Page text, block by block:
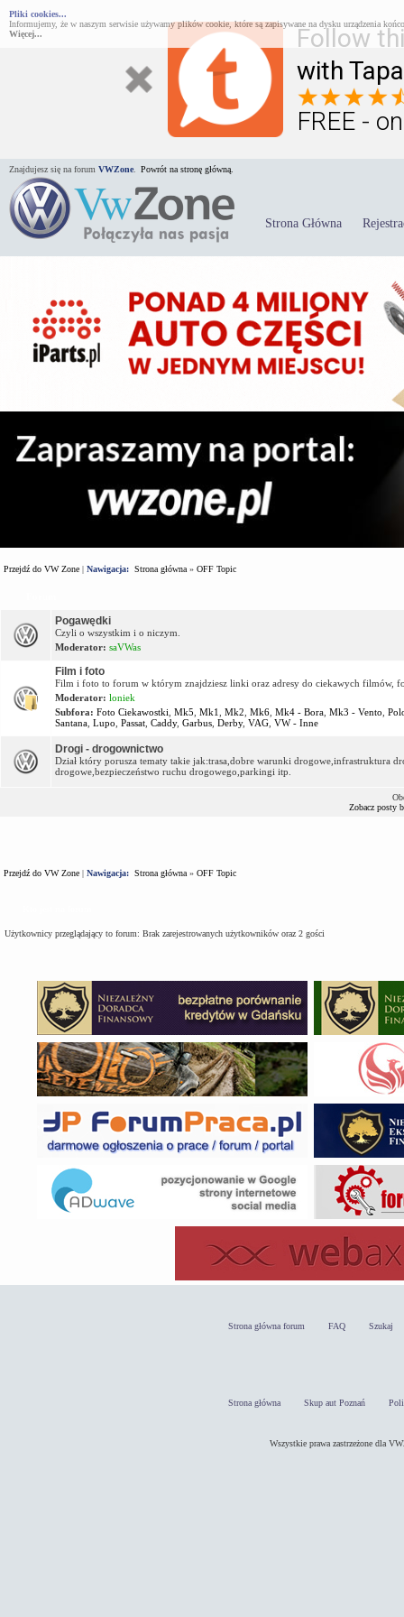
Follow
with
FREE -
Pliki cookies...
Informujemy, że w naszym serwisie używamy plików cookie, które są zapisywane na dysku urządzenia
Więcej...
Znajdujesz się na forum VWZone Powrót na stronę główną.
Strona Główna
Przejdź do VW Zone | Nawigacja: Strona główna » OFF Topic
Pogawędki
Czyli o wszystkim i o niczym.
Moderator: saVWas
Film i foto
Film i foto to forum w którym znajdziesz linki oraz adresy do ciekawych filmów,
Moderator: loniek
Subfora: Foto Ciekawostki Mk5 Mk1 Mk2 Mk6 Mk4 - Bora Mk3 - Vento
Santana Lupo Passat Caddy, Garbus Derby, VAG VW - Inne
Drogi - drogownictwo
Dział który porusza tematy takie jak:trasa,dobre warunki drogowe,infrastruktura
drogowe,bezpieczeństwo ruchu drogowego,parkingi itp.
Zobacz posty
Przejdź do VW Zone | Nawigacja: Strona główna » OFF Topic
Użytkownicy przeglądający to forum: Brak zarejestrowanych użytkowników oraz 2 gości
Strona główna forum FAQ Szukaj
Strona główna Skup aut Poznań
Wszystkie prawa zastrzeżone dla